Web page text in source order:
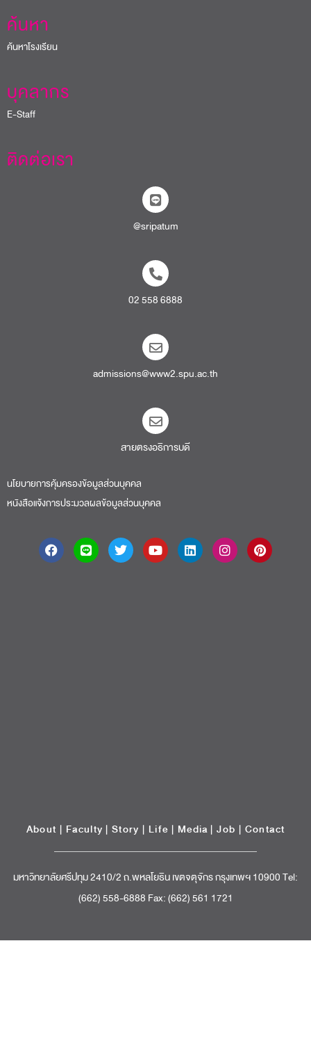
ค้นหา
ค้นหาโรงเรียน
บุคลากร
E-Staff
ติดต่อเรา
@sripatum
02 558 6888
admissions@www2.spu.ac.th
สายตรงอธิการบดี​
นโยบายการคุ้มครองข้อมูลส่วนบุคคล
หนังสือแจ้งการประมวลผลข้อมูลส่วนบุคคล